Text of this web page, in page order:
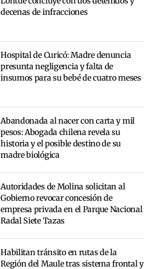
decenas de infracciones
Hospital de Curicó: Madre denuncia
presunta negligencia y falta de
insumos para su bebé de cuatro meses
Abandonada al nacer con carta y mil
pesos: Abogada chilena revela su
historia y el posible destino de su
madre biológica
Autoridades de Molina solicitan al
Gobierno revocar concesión de
empresa privada en el Parque Nacional
Radal Siete Tazas
Habilitan tránsito en rutas de la
Región del Maule tras sistema frontal y